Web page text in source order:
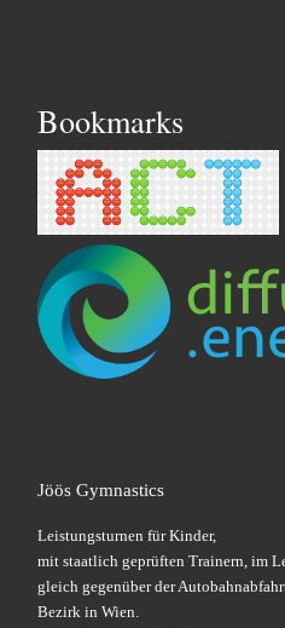
Bookmarks
Jöös Gymnastics
Leistungsturnen für Kinder,
mit staatlich geprüften Trainern, im
gleich gegenüber der
Bezirk in Wien.